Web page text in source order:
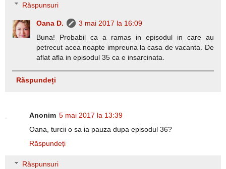
Răspunsuri
Oana D.
3 mai 2017 la 16:09
Buna! Probabil ca a ramas in episodul in care au
petrecut acea noapte impreuna la casa de vacanta. De
aflat afla in episodul 35 ca e insarcinata.
Răspundeți
Anonim 5 mai 2017 la 13:39
Oana, turcii o sa ia pauza dupa episodul 36?
Răspundeți
Răspunsuri